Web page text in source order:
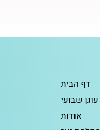
דף הבית
עוגן שבועי
אודות